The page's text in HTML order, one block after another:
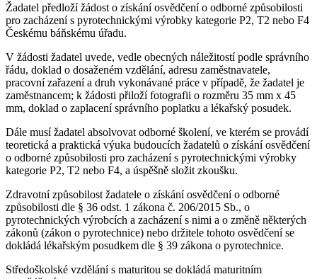
Žadatel předloží žádost o získání osvědčení o odborné způsobilosti
pro zacházení s pyrotechnickými výrobky kategorie P2, T2 nebo F4
Českému báňskému úřadu.
V žádosti žadatel uvede, vedle obecných náležitostí podle správního
řádu, doklad o dosaženém vzdělání, adresu zaměstnavatele,
pracovní zařazení a druh vykonávané práce v případě, že žadatel je
zaměstnancem; k žádosti přiloží fotografii o rozměru 35 mm x 45
mm, doklad o zaplacení správního poplatku a lékařský posudek.
Dále musí žadatel absolvovat odborné školení, ve kterém se provádí
teoretická a praktická výuka budoucích žadatelů o získání osvědčení
o odborné způsobilosti pro zacházení s pyrotechnickými výrobky
kategorie P2, T2 nebo F4, a úspěšně složit zkoušku.
Zdravotní způsobilost žadatele o získání osvědčení o odborné
způsobilosti dle § 36 odst. 1 zákona č. 206/2015 Sb., o
pyrotechnických výrobcích a zacházení s nimi a o změně některých
zákonů (zákon o pyrotechnice) nebo držitele tohoto osvědčení se
dokládá lékařským posudkem dle § 39 zákona o pyrotechnice.
Středoškolské vzdělání s maturitou se dokládá maturitním